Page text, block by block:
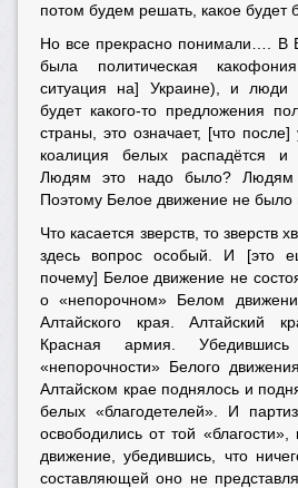
потом будем решать, какое будет
Но все прекрасно понимали…. В
была политическая
ситуация на] Украине), и люди
будет какого-то предложения
страны, это означает, [что
коалиция белых распадётся и
Людям это надо было? Людям
Поэтому Белое движение не было
Что касается зверств, то зверств
здесь вопрос особый. И [это
почему] Белое движение не
о «непорочном» Белом
Алтайского края. Алтайский
Красная армия.
«непорочности» Белого
Алтайском крае поднялось и
белых «благодетелей». И
освободились от той
движение, убедившись, что
составляющей оно не